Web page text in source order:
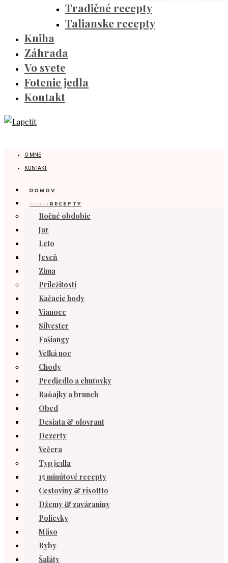
Tradičné recepty
Talianske recepty
Kniha
Záhrada
Vo svete
Fotenie jedla
Kontakt
O MNE
KONTAKT
DOMOV
prezrieťRECEPTY
Ročné obdobie
Jar
Leto
Jeseň
Zima
Príležitosti
Kačacie hody
Vianoce
Silvester
Fašiangy
Veľká noc
Chody
Predjedlo a chuťovky
Raňajky a brunch
Obed
Desiata & olovrant
Dezerty
Večera
Typ jedla
15 minútové recepty
Cestoviny & risottto
Džemy & zaváraniny
Polievky
Mäso
Ryby
Šaláty